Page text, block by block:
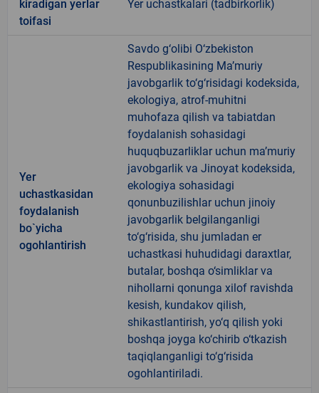
kiradigan yerlar
toifasi
Yer uchastkalari (tadbirkorlik)
Yer
uchastkasidan
foydalanish
bo`yicha
ogohlantirish
Savdo g‘olibi O‘zbekiston
Respublikasining Ma’muriy
javobgarlik to‘g‘risidagi kodeksida,
ekologiya, atrof-muhitni
muhofaza qilish va tabiatdan
foydalanish sohasidagi
huquqbuzarliklar uchun ma’muriy
javobgarlik va Jinoyat kodeksida,
ekologiya sohasidagi
qonunbuzilishlar uchun jinoiy
javobgarlik belgilanganligi
to‘g‘risida, shu jumladan er
uchastkasi huhudidagi daraxtlar,
butalar, boshqa o‘simliklar va
nihollarni qonunga xilof ravishda
kesish, kundakov qilish,
shikastlantirish, yo‘q qilish yoki
boshqa joyga ko‘chirib o‘tkazish
taqiqlanganligi to‘g‘risida
ogohlantiriladi.